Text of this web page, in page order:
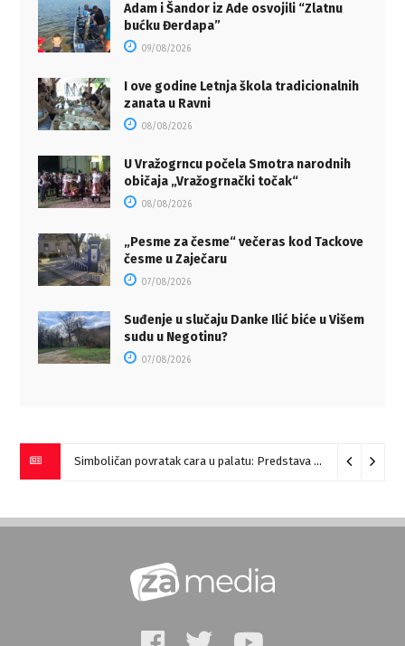
Adam i Šandor iz Ade osvojili “Zlatnu
bućku Đerdapa”
09/08/2026
I ove godine Letnja škola tradicionalnih
zanata u Ravni
08/08/2026
U Vražogrncu počela Smotra narodnih
običaja „Vražogrnački točak“
08/08/2026
„Pesme za česme“ večeras kod Tackove
česme u Zaječaru
07/08/2026
Suđenje u slučaju Danke Ilić biće u Višem
sudu u Negotinu?
07/08/2026
Simboličan povratak cara u palatu: Predstava “Galerije” na Romulijani